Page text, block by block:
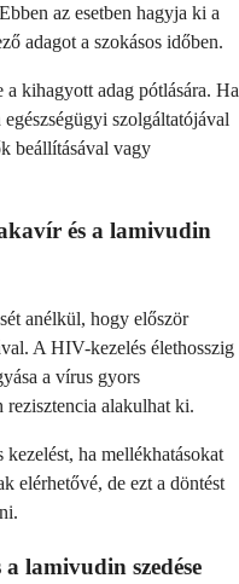
az esetben hagyja ki a
adagot a szokásos időben.
a kihagyott adag pótlására. Ha
szolgáltatójával
beállításával vagy
és a lamivudin
anélkül, hogy először
A HIV-kezelés élethosszig
a vírus gyors
rezisztencia alakulhat ki.
ha mellékhatásokat
elérhetővé, de ezt a döntést
lamivudin szedése